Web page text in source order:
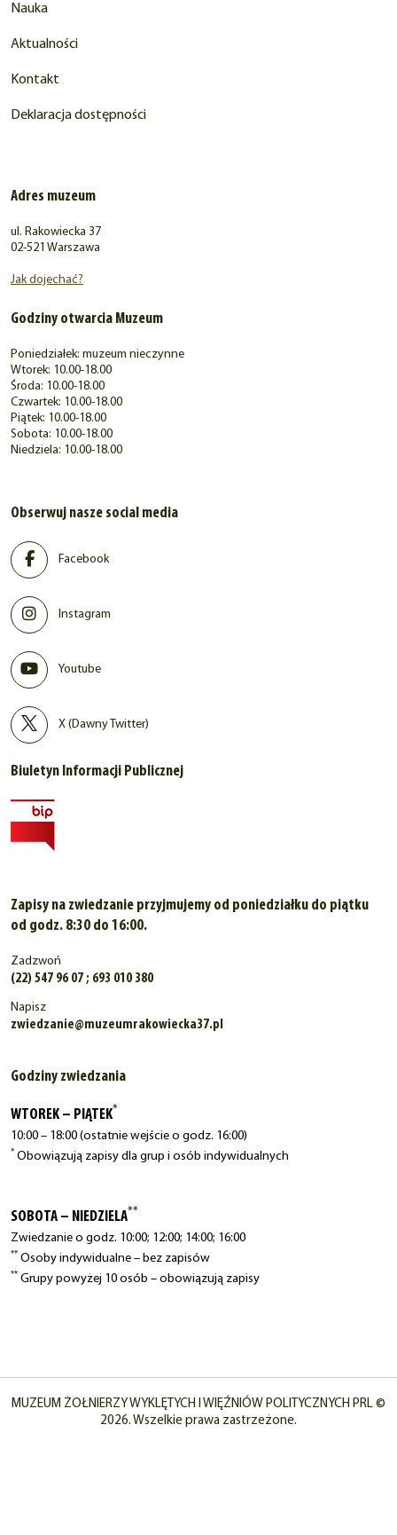
Nauka
Aktualności
Kontakt
Deklaracja dostępności
Adres muzeum
ul. Rakowiecka 37
02-521 Warszawa
Jak dojechać?
Godziny otwarcia Muzeum
Poniedziałek: muzeum nieczynne
Wtorek: 10.00-18.00
Środa: 10.00-18.00
Czwartek: 10.00-18.00
Piątek: 10.00-18.00
Sobota: 10.00-18.00
Niedziela: 10.00-18.00
Obserwuj nasze social media
Facebook
Instagram
Youtube
X (Dawny Twitter)
Biuletyn Informacji Publicznej
Zapisy na zwiedzanie przyjmujemy od poniedziałku do piątku
od godz. 8:30 do 16:00.
Zadzwoń
(22) 547 96 07 ; 693 010 380
Napisz
zwiedzanie@muzeumrakowiecka37.pl
Godziny zwiedzania
WTOREK – PIĄTEK*
10:00 – 18:00 (ostatnie wejście o godz. 16:00)
* Obowiązują zapisy dla grup i osób indywidualnych
SOBOTA – NIEDZIELA**
Zwiedzanie o godz. 10:00; 12:00; 14:00; 16:00
** Osoby indywidualne – bez zapisów
** Grupy powyżej 10 osób – obowiązują zapisy
MUZEUM ŻOŁNIERZY WYKLĘTYCH I WIĘŹNIÓW POLITYCZNYCH PRL ©
2026. Wszelkie prawa zastrzeżone.